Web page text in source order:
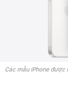
Các mẫu iPhone được